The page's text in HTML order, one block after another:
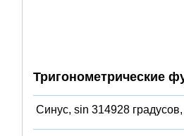
Тригонометрические
Синус, sin 314928